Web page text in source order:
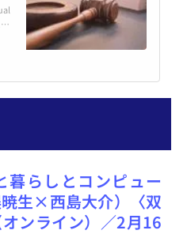
暮らしとコンピュー
生×西島大介）〈双
ンライン）／2月16